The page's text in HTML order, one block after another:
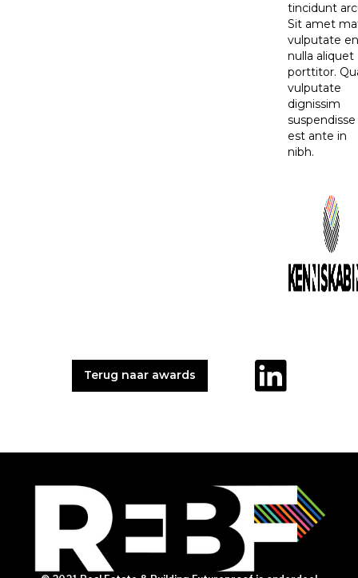
tincidunt
Sit amet
vulputate
nulla aliquet
porttitor.
vulputate
dignissim
suspendisse
est ante in
nibh.
Terug naar awards